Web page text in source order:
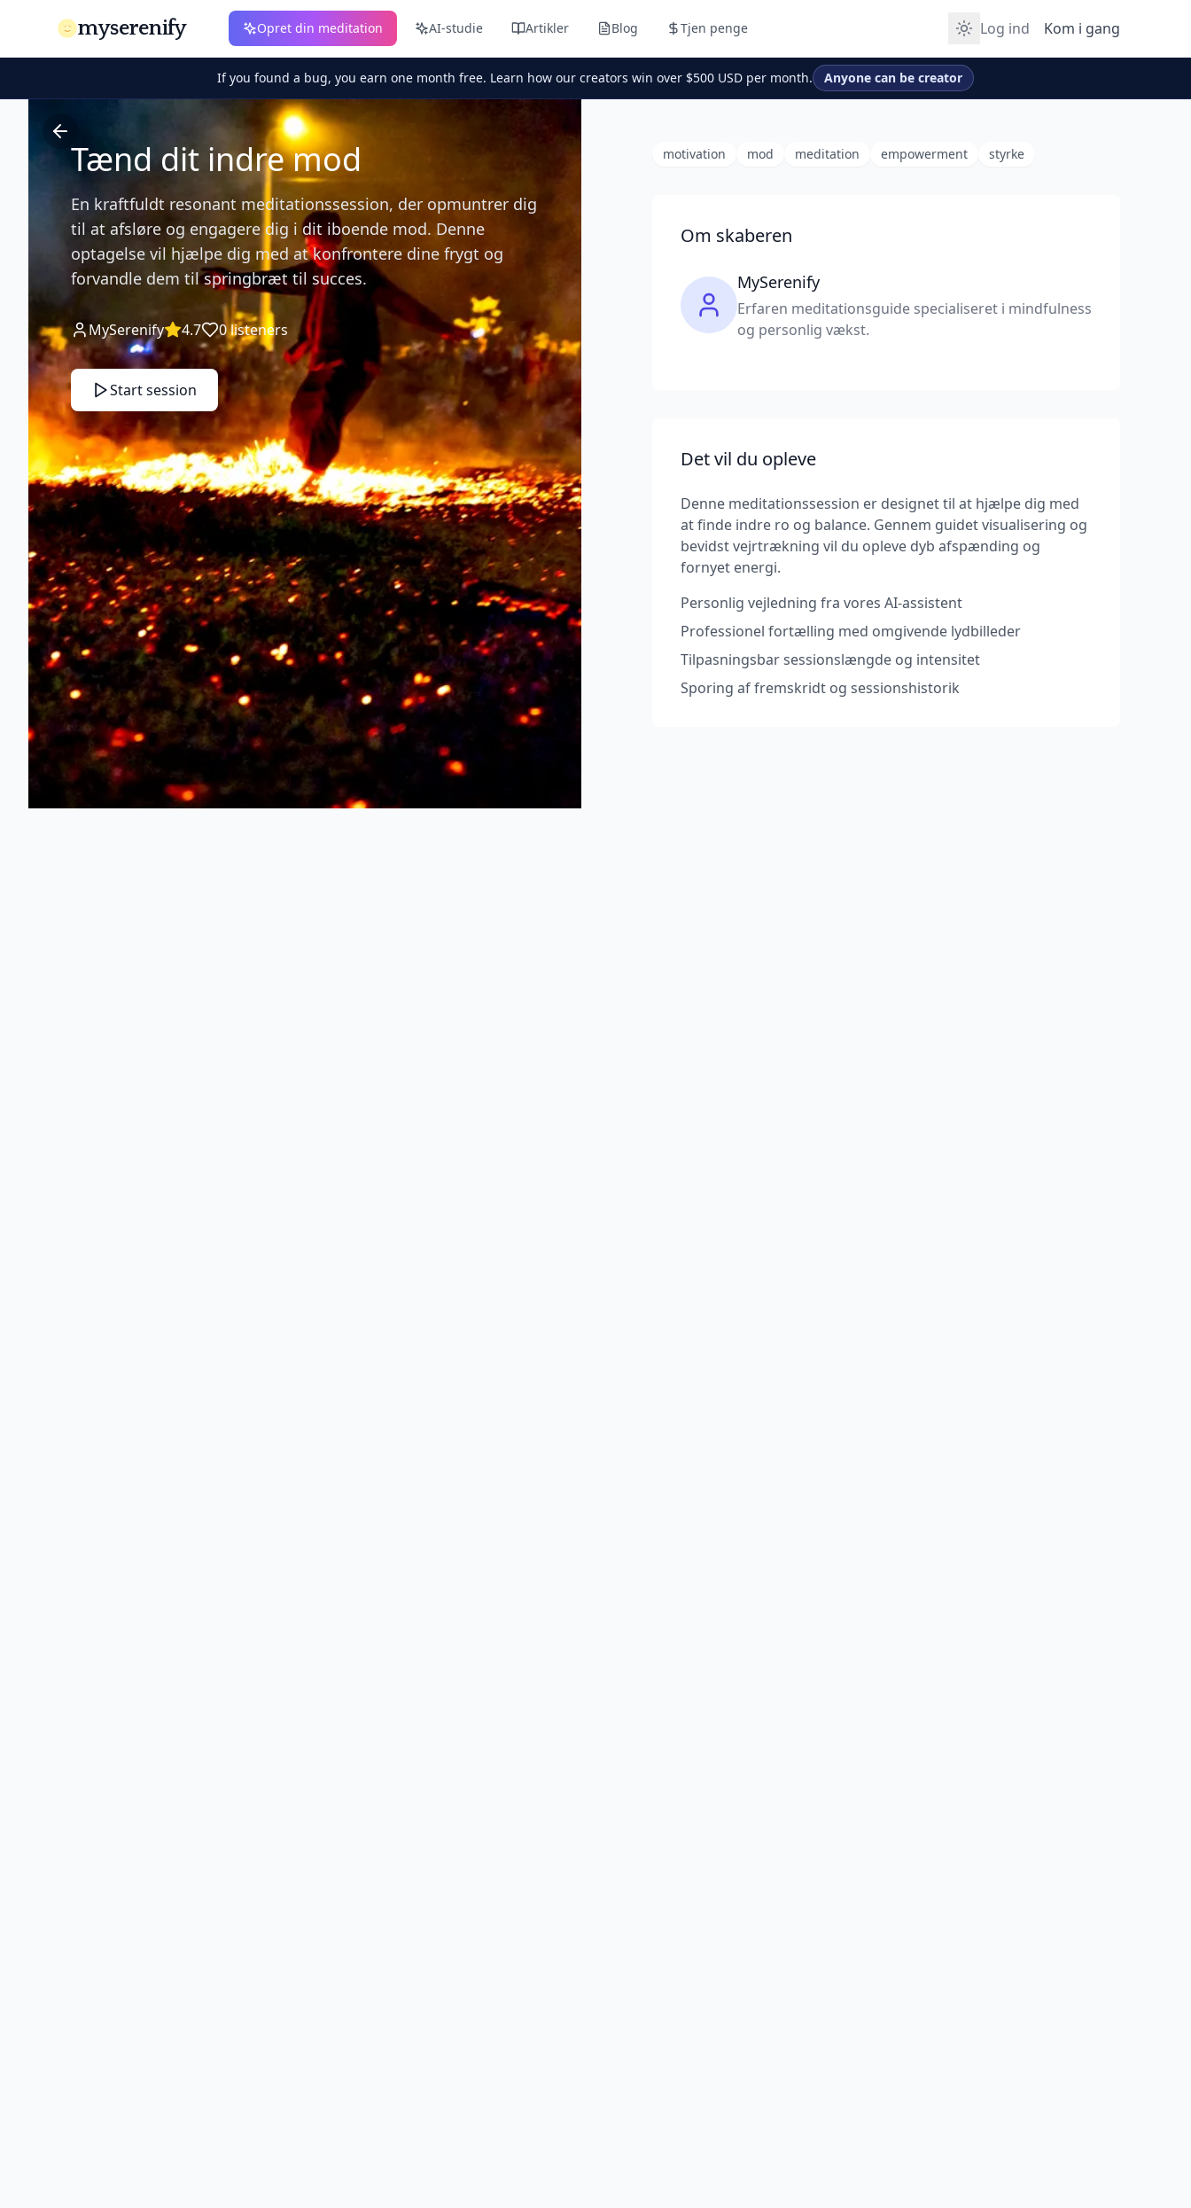
myserenify Opret din meditation AI-studie Artikler Blog Tjen penge Log ind Kom i gang
If you found a bug, you earn one month free. Learn how our creators win over $500 USD per month. Anyone can be creator
Tænd dit indre mod
En kraftfuldt resonant meditationssession, der opmuntrer dig
til at afsløre og engagere dig i dit iboende mod. Denne
optagelse vil hjælpe dig med at konfrontere dine frygt og
forvandle dem til springbræt til succes.
MySerenify 4.7 0listeners
Start session
motivation mod meditation empowerment styrke
Om skaberen
MySerenify
Erfaren meditationsguide specialiseret i mindfulness
og personlig vækst.
Det vil du opleve
Denne meditationssession er designet til at hjælpe dig med
at finde indre ro og balance. Gennem guidet visualisering og
bevidst vejrtrækning vil du opleve dyb afspænding og
fornyet energi.
Personlig vejledning fra vores AI-assistent
Professionel fortælling med omgivende lydbilleder
Tilpasningsbar sessionslængde og intensitet
Sporing af fremskridt og sessionshistorik